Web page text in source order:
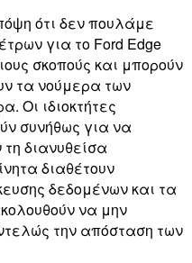
ότι δεν πουλάμε
για το Ford Edge
σκοπούς και μπορούν
τα νούμερα των
Οι ιδιοκτήτες
συνήθως για να
διανυθείσα
διαθέτουν
δεδομένων και τα
να μην
την απόσταση των